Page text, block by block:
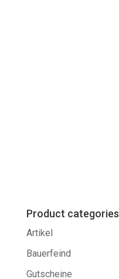
Product categories
Artikel
Bauerfeind
Gutscheine